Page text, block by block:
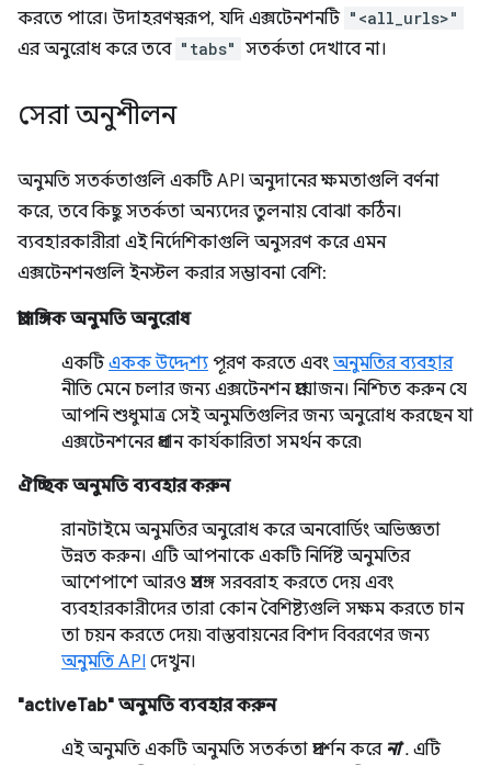
করতে পারে। উদাহরণস্বরূপ, যদি এক্সটেনশনটি "<all_urls>"
এর অনুরোধ করে তবে "tabs" সতর্কতা দেখাবে না।
সেরা অনুশীলন
অনুমতি সতর্কতাগুলি একটি API অনুদানের ক্ষমতাগুলি বর্ণনা
করে, তবে কিছু সতর্কতা অন্যদের তুলনায় বোঝা কঠিন।
ব্যবহারকারীরা এই নির্দেশিকাগুলি অনুসরণ করে এমন
এক্সটেনশনগুলি ইনস্টল করার সম্ভাবনা বেশি:
প্রাসঙ্গিক অনুমতি অনুরোধ
একটিএকক উদ্দেশ্য পূরণ করতে এবং অনুমতির ব্যবহার
নীতি মেনে চলার জন্য এক্সটেনশন প্রয়োজন। নিশ্চিত করুন যে
আপনি শুধুমাত্র সেই অনুমতিগুলির জন্য অনুরোধ করছেন যা
এক্সটেনশনের প্রধান কার্যকারিতা সমর্থন করে৷
ঐচ্ছিক অনুমতি ব্যবহার করুন
রানটাইমে অনুমতির অনুরোধ করে অনবোর্ডিং অভিজ্ঞতা
উন্নত করুন। এটি আপনাকে একটি নির্দিষ্ট অনুমতির
আশেপাশে আরও প্রসঙ্গ সরবরাহ করতে দেয় এবং
ব্যবহারকারীদের তারা কোন বৈশিষ্ট্যগুলি সক্ষম করতে চান
তা চয়ন করতে দেয়৷ বাস্তবায়নের বিশদ বিবরণের জন্য
অনুমতি API দেখুন।
"activeTab" অনুমতি ব্যবহার করুন
এই অনুমতি একটি অনুমতি সতর্কতা প্রদর্শন করে না. এটি